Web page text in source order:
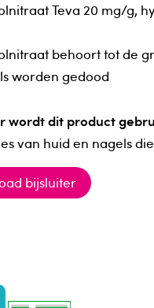
Teva 20 mg/g,
behoort tot de
worden gedood
wordt dit product
van huid en nagels
en gisten
voor een van de stoffen in dit medicijn.
bij
bijsluiter